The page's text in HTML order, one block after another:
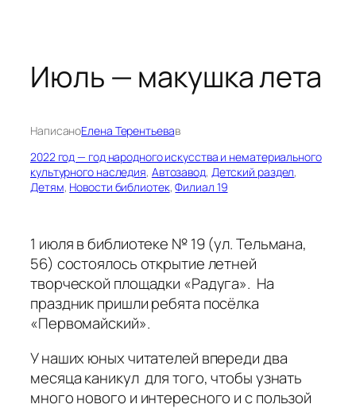
Июль — макушка лета
НаписаноЕлена Терентьевав
2022 год — год народного искусства и нематериального
культурного наследия, Автозавод, Детский раздел
Детям, Новости библиотек, Филиал 19
1 июля в библиотеке № 19 (ул. Тельмана,
56) состоялось открытие летней
творческой площадки «Радуга». На
праздник пришли ребята посёлка
«Первомайский».
У наших юных читателей впереди два
месяца каникул для того, чтобы узнать
много нового и интересного и с пользой